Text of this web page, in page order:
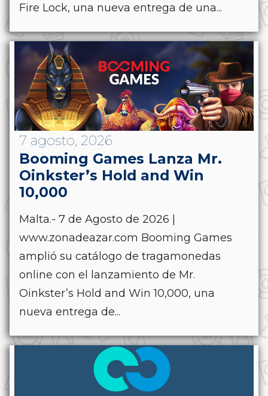
Fire Lock, una nueva entrega de una...
7 agosto, 2026
Booming Games Lanza Mr.
Oinkster’s Hold and Win
10,000
Malta.- 7 de Agosto de 2026 |
www.zonadeazar.com Booming Games
amplió su catálogo de tragamonedas
online con el lanzamiento de Mr.
Oinkster’s Hold and Win 10,000, una
nueva entrega de...